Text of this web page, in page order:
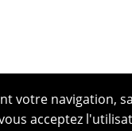
votre navigation,
acceptez